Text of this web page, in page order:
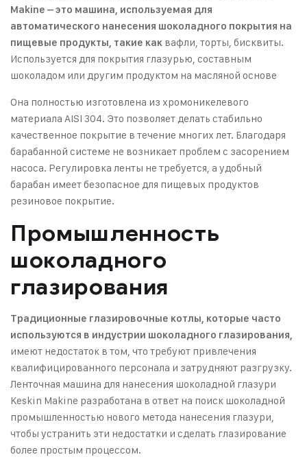
Makine – это машина, используемая для
автоматического нанесения шоколадного покрытия на
пищевые продукты, такие как вафли, торты, бисквиты.
Используется для покрытия глазурью, составным
шоколадом или другим продуктом на масляной основе
Она полностью изготовлена из хромоникелевого
материала AISI 304. Это позволяет делать стабильно
качественное покрытие в течение многих лет. Благодаря
барабанной системе не возникает проблем с засорением
насоса. Регулировка ленты не требуется, а удобный
барабан имеет безопасное для пищевых продуктов
резиновое покрытие.
Промышленность
шоколадного
глазирования
Традиционные глазировочные котлы, которые часто
используются в индустрии шоколадного глазирования,
имеют недостаток в том, что требуют привлечения
квалифицированного персонала и затрудняют разгрузку.
Ленточная машина для нанесения шоколадной глазури
Keskin Makine разработана в ответ на поиск шоколадной
промышленностью нового метода нанесения глазури,
чтобы устранить эти недостатки и сделать глазирование
более простым процессом.